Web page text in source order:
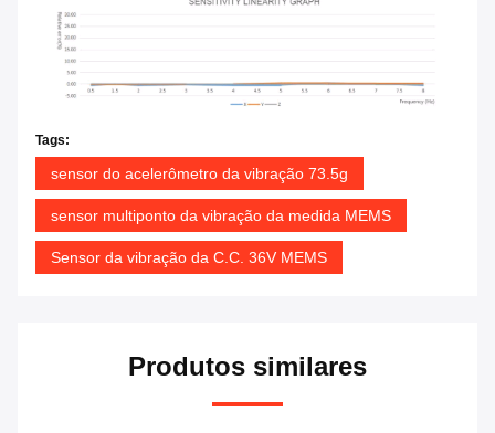
Tags:
sensor do acelerômetro da vibração 73.5g
sensor multiponto da vibração da medida MEMS
Sensor da vibração da C.C. 36V MEMS
Produtos similares